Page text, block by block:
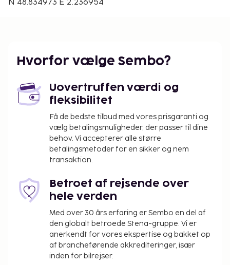
Gratis selvstændig parkering er til rådighed på
Du vil blive bedt om at betale følgende på
overnatningsstedet. Gebyrer inkluderer muligvis
Der pålægges en byskat: 15.60 EUR pr. person
pr. nat. Denne skat gælder ikke for børn under
time, pr. ophold
overnatningsstedet har oplyst.
Gebyr for sengelinned: 21.27 EUR pr. seng pr.
ophold (alternativt kan gæster medbringe eget
sengelinned)
N 48.834973 E 2.236954
Hvorfor vælge Sembo?
Uovertruffen værdi og
fleksibilitet
Få de bedste tilbud med vores prisgaranti og
vælg betalingsmuligheder, der passer til dine
behov. Vi accepterer alle større
betalingsmetoder for en sikker og nem
transaktion.
Betroet af rejsende over
hele verden
Med over 30 års erfaring er Sembo en del af
den globalt betroede Stena-gruppe. Vi er
anerkendt for vores ekspertise og bakket op
af brancheførende akkrediteringer, især
inden for bilrejser.